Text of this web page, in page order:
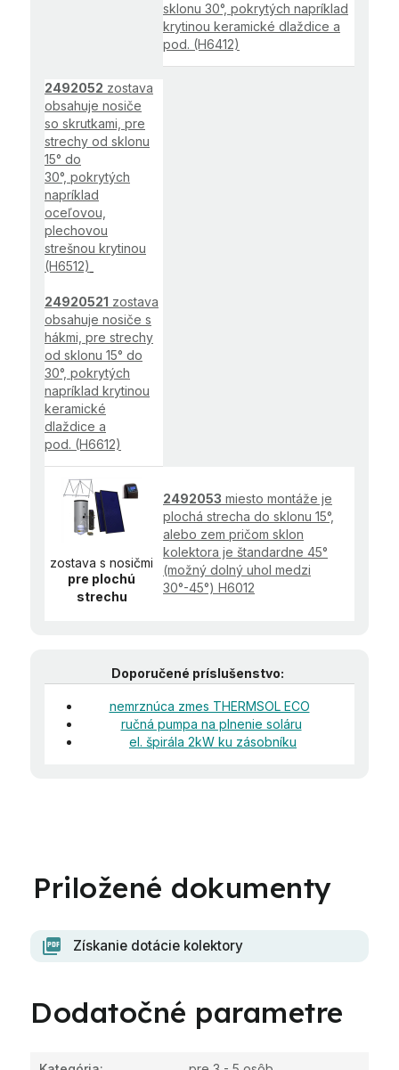
sklonu 30°, pokrytých napríklad
krytinou keramické dlaždice a
pod. (H6412)
2492052 zostava
obsahuje nosiče
so skrutkami, pre
strechy od sklonu
15° do
30°, pokrytých
napríklad
oceľovou,
plechovou
strešnou krytinou
(H6512)
24920521 zostava
obsahuje nosiče s
hákmi, pre strechy
od sklonu 15° do
30°, pokrytých
napríklad krytinou
keramické
dlaždice a
pod. (H6612)
zostava s nosičmi
pre plochú
strechu
2492053 miesto montáže je
plochá strecha do sklonu 15°,
alebo zem pričom sklon
kolektora je štandardne 45°
(možný dolný uhol medzi
30°-45°) H6012
Doporučené príslušenstvo:
nemrznúca zmes THERMSOL ECO
ručná pumpa na plnenie soláru
el. špirála 2kW ku zásobníku
Získanie dotácie kolektory
Dodatočné parametre